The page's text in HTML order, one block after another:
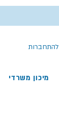
להתחברות
מיכון משרדי